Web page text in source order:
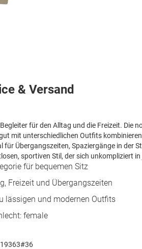
für den Alltag und die Freizeit. Die
mit unterschiedlichen Outfits
Übergangszeiten, Spaziergänge in der
sportiven Stil, der sich unkompliziert
für bequemen Sitz
Freizeit und Übergangszeiten
lässigen und modernen Outfits
female
& Versand